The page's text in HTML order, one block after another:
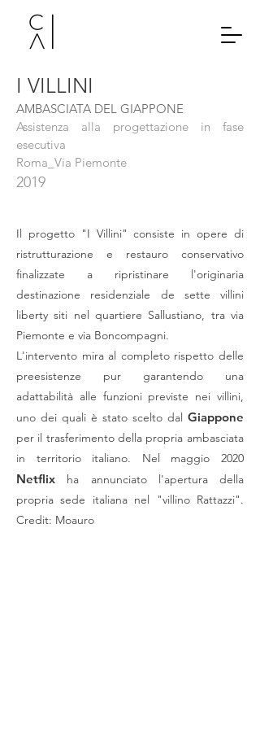
I VILLINI
AMBASCIATA DEL GIAPPONE
Assistenza alla progettazione in fase
esecutiva
Roma_Via Piemonte
2019
Il progetto "I Villini" consiste in opere di
ristrutturazione e restauro conservativo
finalizzate a ripristinare l'originaria
destinazione residenziale de sette villini
liberty siti nel quartiere Sallustiano, tra via
Piemonte e via Boncompagni.
L'intervento mira al completo rispetto delle
preesistenze pur garantendo una
adattabilità alle funzioni previste nei villini,
uno dei quali è stato scelto dal Giappone
per il trasferimento della propria ambasciata
in territorio italiano. Nel maggio 2020
Netflix ha annunciato l'apertura della
propria sede italiana nel "villino Rattazzi".
Credit: Moauro